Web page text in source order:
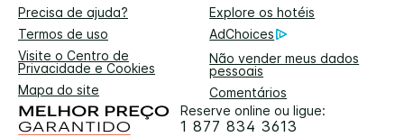
Precisa de ajuda?
Explore os hotéis
Termos de uso
AdChoices
Visite o Centro de
Privacidade e Cookies
Não vender meus dados
pessoais
Mapa do site
Comentários
Reserve online ou ligue:
1 877 834 3613